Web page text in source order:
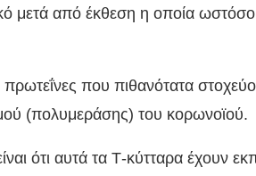
μετά από έκθεση η οποία
πρωτεΐνες που πιθανότατα
(πολυμεράσης) του κορωνοϊού.
ότι αυτά τα Τ-κύτταρα έχουν